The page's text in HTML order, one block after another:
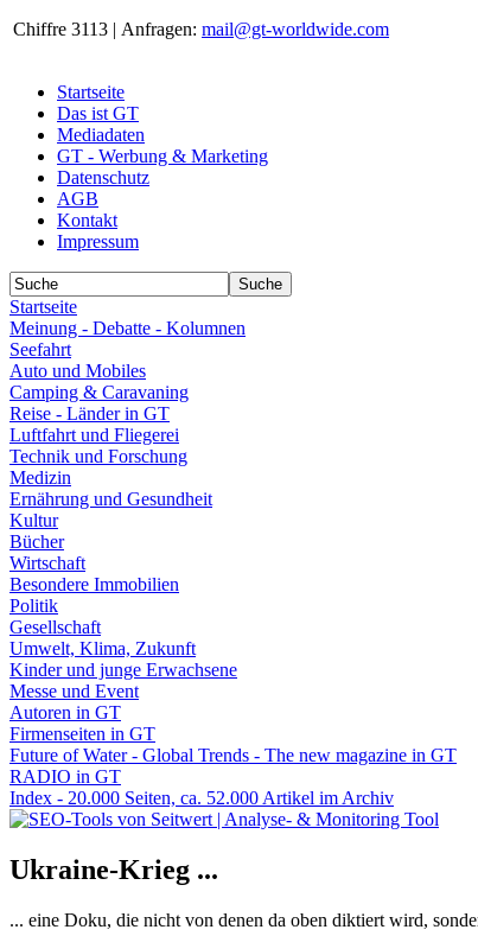
Chiffre 3113 | Anfragen: mail@gt-worldwide.com
Startseite
Das ist GT
Mediadaten
GT - Werbung & Marketing
Datenschutz
AGB
Kontakt
Impressum
Startseite
Meinung - Debatte - Kolumnen
Seefahrt
Auto und Mobiles
Camping & Caravaning
Reise - Länder in GT
Luftfahrt und Fliegerei
Technik und Forschung
Medizin
Ernährung und Gesundheit
Kultur
Bücher
Wirtschaft
Besondere Immobilien
Politik
Gesellschaft
Umwelt, Klima, Zukunft
Kinder und junge Erwachsene
Messe und Event
Autoren in GT
Firmenseiten in GT
Future of Water - Global Trends - The new magazine in GT
RADIO in GT
Index - 20.000 Seiten, ca. 52.000 Artikel im Archiv
Ukraine-Krieg ...
... eine Doku, die nicht von denen da oben diktiert wird,